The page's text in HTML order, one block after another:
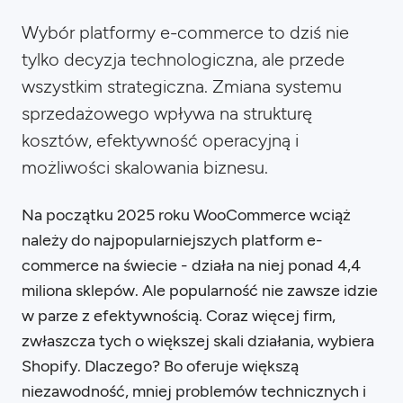
Wybór platformy e-commerce to dziś nie
tylko decyzja technologiczna, ale przede
wszystkim strategiczna. Zmiana systemu
sprzedażowego wpływa na strukturę
kosztów, efektywność operacyjną i
możliwości skalowania biznesu.​
Na początku 2025 roku WooCommerce wciąż
należy do najpopularniejszych platform e-
commerce na świecie - działa na niej ponad 4,4
miliona sklepów. Ale popularność nie zawsze idzie
w parze z efektywnością. Coraz więcej firm,
zwłaszcza tych o większej skali działania, wybiera
Shopify. Dlaczego? Bo oferuje większą
niezawodność, mniej problemów technicznych i